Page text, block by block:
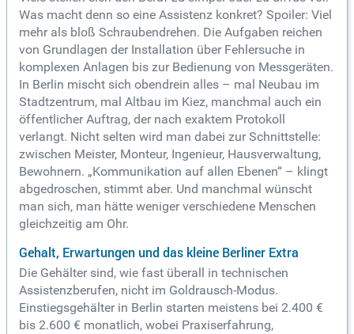
Was macht denn so eine Assistenz konkret? Spoiler: Viel
mehr als bloß Schraubendrehen. Die Aufgaben reichen
von Grundlagen der Installation über Fehlersuche in
komplexen Anlagen bis zur Bedienung von Messgeräten.
In Berlin mischt sich obendrein alles – mal Neubau im
Stadtzentrum, mal Altbau im Kiez, manchmal auch ein
öffentlicher Auftrag, der nach exaktem Protokoll
verlangt. Nicht selten wird man dabei zur Schnittstelle:
zwischen Meister, Monteur, Ingenieur, Hausverwaltung,
Bewohnern. „Kommunikation auf allen Ebenen“ – klingt
abgedroschen, stimmt aber. Und manchmal wünscht
man sich, man hätte weniger verschiedene Menschen
gleichzeitig am Ohr.
Gehalt, Erwartungen und das kleine Berliner Extra
Die Gehälter sind, wie fast überall in technischen
Assistenzberufen, nicht im Goldrausch-Modus.
Einstiegsgehälter in Berlin starten meistens bei 2.400 €
bis 2.600 € monatlich, wobei Praxiserfahrung,